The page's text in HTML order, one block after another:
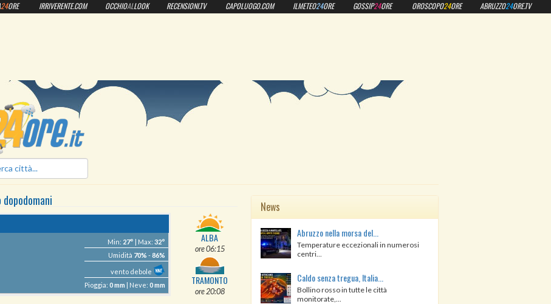
ilmeteo24ore.it
dopodomani
Min: 27° | Max:32°
Umidità 70%-86%
vento debole
Pioggia:0 mm | Neve:0 mm
ALBA
ore 06:15
TRAMONTO
ore 20:08
News
Abruzzo nella morsa del...
Temperature eccezionali in numerosi
centri...
Caldo senza tregua, Italia...
Bollino rosso in tutte le città
monitorate,...
24ORE IRRIVERENTE.COM OCCHIOALLOOK RECENSIONI.TV CAPOLUOGO.COM ILMETEO24ORE GOSSIP24ORE OROSCOPO24ORE ABRUZZO24ORE.TV